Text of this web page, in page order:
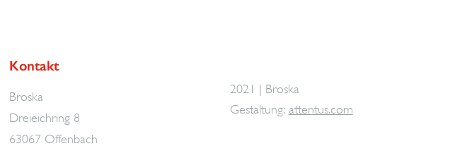
Kontakt
Broska
Dreieichring 8
63067 Offenbach
2021 | Broska
Gestaltung: attentus.com